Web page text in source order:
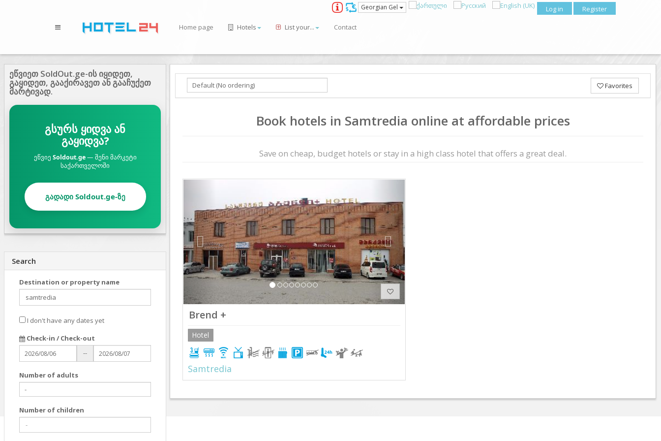
Log in Register
Georgian Gel
Home page Hotels List your... Contact
ეწვიეთ SoldOut.ge-ის იყიდეთ,
გაყიდეთ, გააქირავეთ ან გააჩუქეთ
მარტივად.
გსურს ყიდვა ან
გაყიდვა?
ეწვიე Soldout.ge— შენი მარკეტი
საქართველოში
გადადი Soldout.ge-ზე
Search
Destination or property name
I don't have any dates yet
Check-in / Check-out
--
Number of adults
Number of children
Favorites
Book hotels in Samtredia online at affordable prices
Save on сheap, budget hotels or stay in a high class hotel that offers a great deal.
Brend +
Hotel
Samtredia